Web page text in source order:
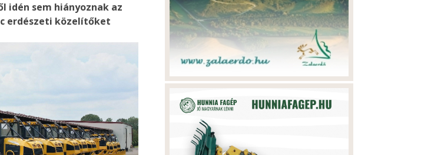
idén sem hiányoznak az
erdészeti közelítőket